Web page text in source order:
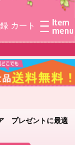
カート
プレゼントに最適